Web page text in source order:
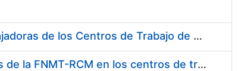
Suministro de Protectores Auditivos a medida para las personas trabajadoras de los Centros de Trabajo de Madrid y Burgos
Suministro de gafas graduadas antiproyecciones para los trabajadores de la FNMT-RCM en los centros de trabajo de Madrid y Burgos